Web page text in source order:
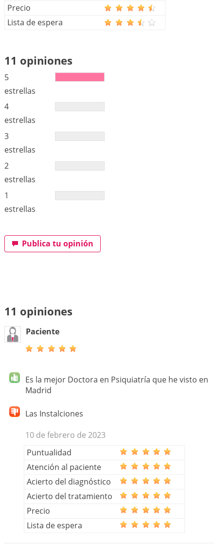
Precio
Lista de espera
11 opiniones
5
estrellas
4
estrellas
3
estrellas
2
estrellas
1
estrellas
Publica tu opinión
11 opiniones
Paciente
Es la mejor Doctora en Psiquiatría que he visto en
Madrid
Las Instalciones
10 de febrero de 2023
Puntualidad
Atención al paciente
Acierto del diagnóstico
Acierto del tratamiento
Precio
Lista de espera